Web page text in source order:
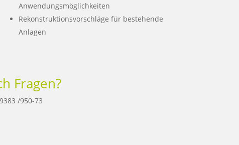
Anwendungsmöglichkeiten
Rekonstruktionsvorschläge für bestehende
Anlagen
Fragen?
/950-73